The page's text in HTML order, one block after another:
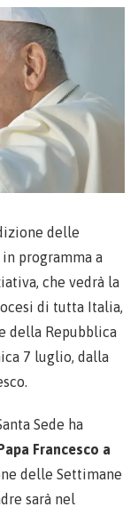
delle
programma a
che vedrà la
di tutta Italia,
della Repubblica
7 luglio, dalla
Sede ha
Francesco a
delle Settimane
sarà nel